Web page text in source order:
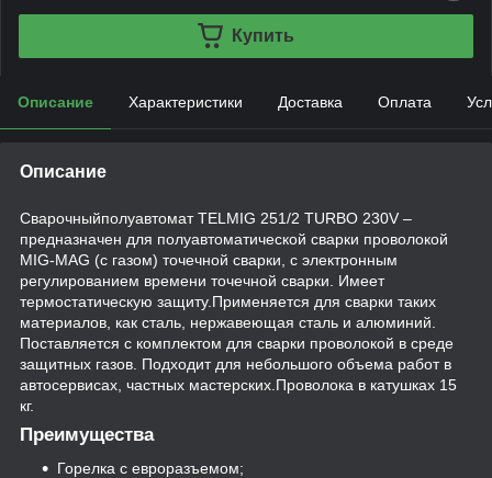
Купить
Описание Характеристики Доставка Оплата
Описание
Сварочныйполуавтомат TELMIG 251/2 TURBO 230V –
предназначен для полуавтоматической сварки проволокой
MIG-MAG (с газом) точечной сварки, с электронным
регулированием времени точечной сварки. Имеет
термостатическую защиту.Применяется для сварки таких
материалов, как сталь, нержавеющая сталь и алюминий.
Поставляется с комплектом для сварки проволокой в среде
защитных газов. Подходит для небольшого объема работ в
автосервисах, частных мастерских.Проволока в катушках 15
кг.
Преимущества
Горелка с евроразъемом;